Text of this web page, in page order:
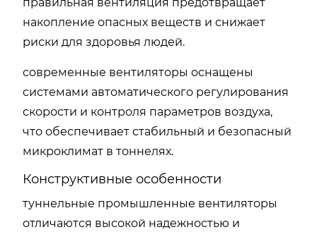
накопление опасных веществ и снижает
риски для здоровья людей.
современные вентиляторы оснащены
системами автоматического регулирования
скорости и контроля параметров воздуха,
что обеспечивает стабильный и безопасный
микроклимат в тоннелях.
Конструктивные особенности
туннельные промышленные вентиляторы
отличаются высокой надежностью и